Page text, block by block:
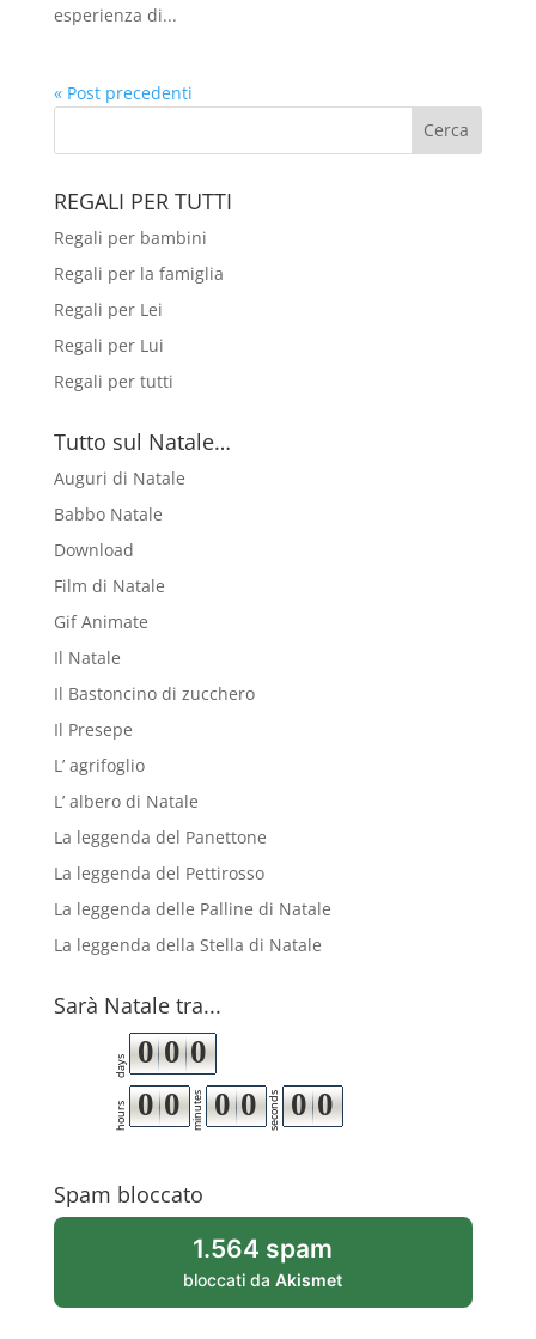
esperienza di...
« Post precedenti
REGALI PER TUTTI
Regali per bambini
Regali per la famiglia
Regali per Lei
Regali per Lui
Regali per tutti
Tutto sul Natale…
Auguri di Natale
Babbo Natale
Download
Film di Natale
Gif Animate
Il Natale
Il Bastoncino di zucchero
Il Presepe
L’ agrifoglio
L’ albero di Natale
La leggenda del Panettone
La leggenda del Pettirosso
La leggenda delle Palline di Natale
La leggenda della Stella di Natale
Sarà Natale tra...
days 0 0 0
hours 0 0 minutes 0 0 seconds 0 0
Spam bloccato
1.564 spam
bloccati daAkismet